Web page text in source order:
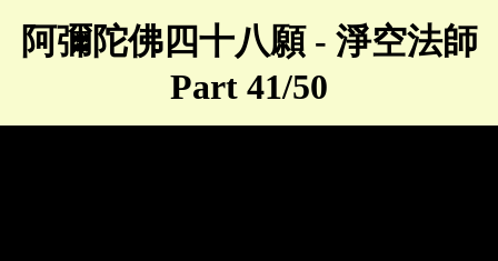
阿彌陀佛四十八願 - 淨空法師
Part 41/50